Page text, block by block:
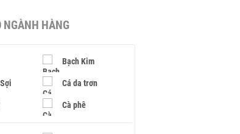
NGÀNH HÀNG
Bạch Kim
Cá da trơn
Cà phê